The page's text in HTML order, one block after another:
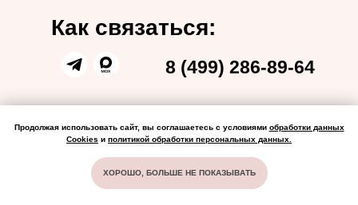
СТОИМОСТЬ АКЦИИ ОБРАТНЫЙ ЗВОНОК
Продолжая использовать сайт, вы соглашаетесь с условиями обработки данных
Cookies и политикой обработки персональных данных
ХОРОШО, БОЛЬШЕ НЕ ПОКАЗЫВАТЬ
8 (499) 286-89-64
Мы в соц. сетях:
Как связаться: